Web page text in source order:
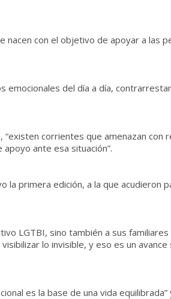
nacen con el objetivo de apoyar a las
del día a día,
corrientes que amenazan con
ante esa situación”.
la primera edición, a la que acudieron
LGTBI, sino también a sus
lo invisible, y eso es un avance
es la base de una vida